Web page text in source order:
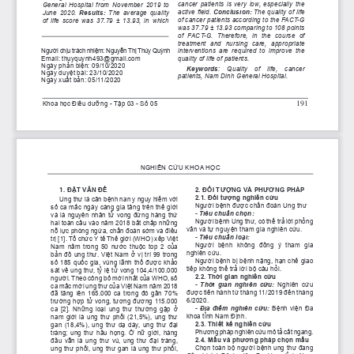
191
Khoa học Điều dưỡng - Tập 03 - Số 05
Người chịu trách nhiệm: Nguyễn Thị Thúy Quỳnh
Email: thuyquynh493@gmail.com
Ngày phản biện: 09/10/2020
Ngày duyệt bài: 23/10/2020
Ngày xuất bản: 05/11/2020
General Hospital from November 2019 to
June 2020. Results: The average quality
of life score was 37.79 ± 13.93, in which
cancer patients is very low, especially the
active field. Conclusion: The quality of life
of cancer patients according to the FACT-G
was 37.79 ± 13.93 comparing to 108 points
of  FACT-G.  Therefore,  in  the  course  of
treatment  and  nursing  care,  appropriate
interventions  are  required  to  improve  the
quality of life of patients.
Keywords:  Quality  of  life,  cancer
patients, Nam Dinh General Hospital.
NGHIÊN CỨU KHOA HỌC
1. ĐẶT VẤN ĐỀ
Ung thư là căn bệnh nan y nguy hiểm với
số ca mắc ngày càng gia tăng trên thế giới
và là nguyên nhân tử vong đứng hàng thứ
hai toàn cầu vào năm 2018 bất chấp những
nỗ lực phòng ngừa, chẩn đoán sớm và điều
trị [1]. Tổ chức Y tế Thế giới (WHO) xếp Việt
Nam nằm trong 50 nước thuộc top 2 của
bản đồ ung thư. Việt Nam ở vị trí 99 trong
số 185 quốc gia, vùng lãnh thổ được khảo
sát về ung thư, tỷ lệ tử vong 104,4/100.000
người. Theo công bố mới nhất của WHO, số
ca mắc mới ung thư của Việt Nam năm 2018
đã tăng lên 165.000 ca trong đó gần 70%
trường hợp tử vong, tương đương 115.000
ca  [2].  Những  loại  ung  thư  thường  gặp  ở
nam giới là ung thư phổi (21,5%), ung thư
gan (18,4%), ung thư dạ dày, ung thư đại
tràng; ung thư hầu họng. Ở nữ giới, hàng
đầu vẫn là ung thư vú, ung thư đại tràng,
ung thư phổi, ung thư gan là ung thư phổi,
2. ĐỐI TƯỢNG VÀ PHƯƠNG PHÁP
2.1. Đối tượng nghiên cứu
Người bệnh được chẩn đoán Ung thư
- Tiêu chuẩn chọn:
Người bệnh Ung thư, có thể trả lời phỏng
vấn và tự nguyện tham gia nghiên cứu.
- Tiêu chuẩn loại:
Người  bệnh  không  đồng  ý  tham  gia
nghiên cứu.
Người bệnh bị bệnh nặng, hạn chế giao
tiếp không thể trả lời bộ câu hỏi.
2.2. Thời gian nghiên cứu
- Thời gian nghiên cứu: Nghiên  cứu
được tiến hành từ tháng 11/2019 đến tháng
6/2020.
- Địa điểm nghiên cứu: Bệnh viện Đa
khoa tỉnh Nam Định.
2.3. Thiết kế nghiên cứu
Phương pháp nghiên cứu mô tả cắt ngang.
2.4. Mẫu và phương pháp chọn mẫu
Chọn toàn bộ người bệnh ung thư đang